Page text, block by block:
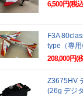
6,500円(税
F3A
type（専用
208,000円(
Z3675HV
(26g デジ